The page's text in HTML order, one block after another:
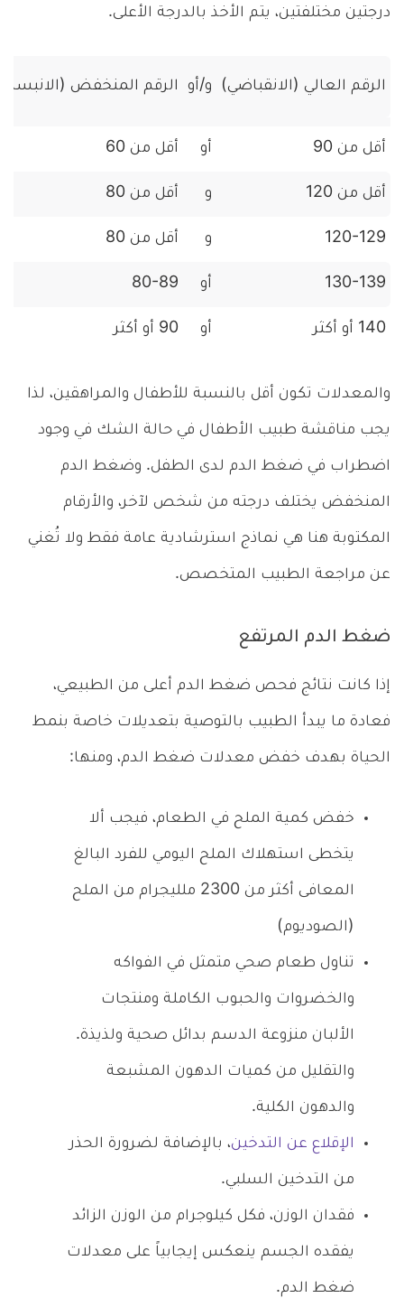
درجتين مختلفتين، يتم الأخذ بالدرجة الأعلى.
الرقم العالي (الانقباضي) و/أو الرقم المنخفض
أقل من 90 أو أقل من 60
أقل من 120 و أقل من 80
120-129 و أقل من 80
130-139 أو 80-89
140 أو أكثر أو 90 أو أكثر
والمعدلات تكون أقل بالنسبة للأطفال والمراهقين، لذا
يجب مناقشة طبيب الأطفال في حالة الشك في وجود
اضطراب في ضغط الدم لدى الطفل. وضغط الدم
المنخفض يختلف درجته من شخص لآخر، والأرقام
المكتوبة هنا هي نماذج استرشادية عامة فقط ولا تُغني
عن مراجعة الطبيب المتخصص.
ضغط الدم المرتفع
إذا كانت نتائج فحص ضغط الدم أعلى من الطبيعي،
فعادة ما يبدأ الطبيب بالتوصية بتعديلات خاصة بنمط
الحياة بهدف خفض معدلات ضغط الدم، ومنها:
خفض كمية الملح في الطعام، فيجب ألا
يتخطى استهلاك الملح اليومي للفرد البالغ
المعافى أكثر من 2300 ملليجرام من الملح
(الصوديوم)
تناول طعام صحي متمثل في الفواكه
والخضروات والحبوب الكاملة ومنتجات
الألبان منزوعة الدسم بدائل صحية ولذيذة.
والتقليل من كميات الدهون المشبعة
والدهون الكلية.
الإقلاع عن التدخين، بالإضافة لضرورة الحذر
من التدخين السلبي.
فقدان الوزن، فكل كيلوجرام من الوزن الزائد
يفقده الجسم ينعكس إيجابياً على معدلات
ضغط الدم.